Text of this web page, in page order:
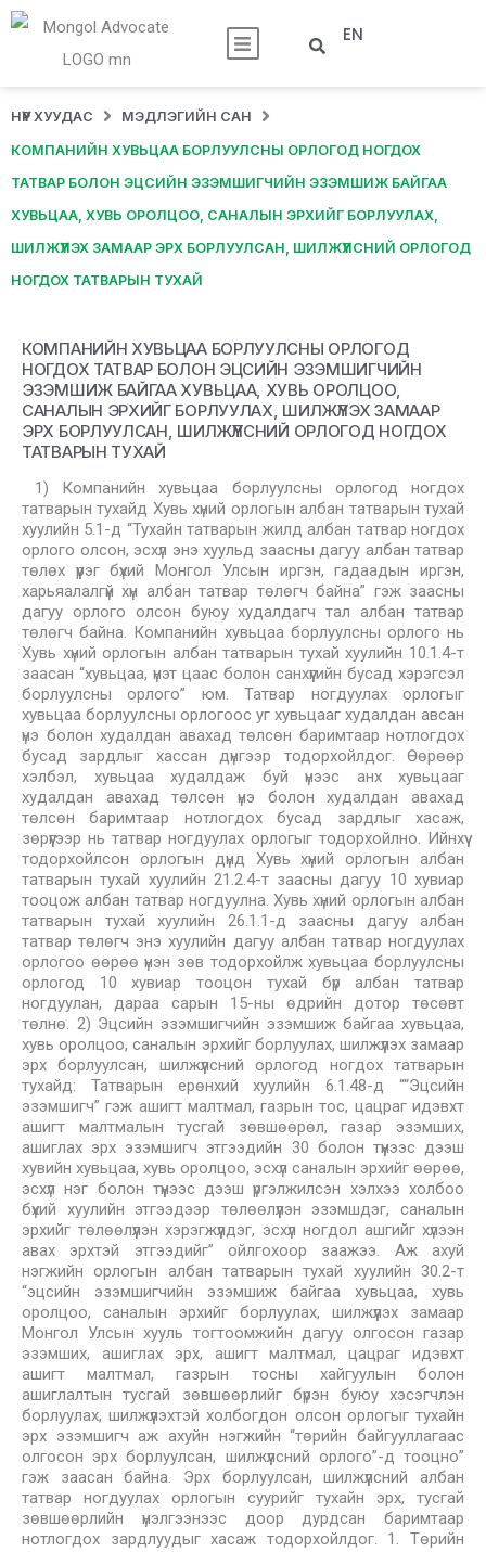
EN
НҮҮР ХУУДАС МЭДЛЭГИЙН САН
КОМПАНИЙН ХУВЬЦАА БОРЛУУЛСНЫ ОРЛОГОД НОГДОХ
ТАТВАР БОЛОН ЭЦСИЙН ЭЗЭМШИГЧИЙН ЭЗЭМШИЖ БАЙГАА
ХУВЬЦАА, ХУВЬ ОРОЛЦОО, САНАЛЫН ЭРХИЙГ БОРЛУУЛАХ,
ШИЛЖҮҮЛЭХ ЗАМААР ЭРХ БОРЛУУЛСАН, ШИЛЖҮҮЛСНИЙ ОРЛОГОД
НОГДОХ ТАТВАРЫН ТУХАЙ
КОМПАНИЙН ХУВЬЦАА БОРЛУУЛСНЫ ОРЛОГОД
НОГДОХ ТАТВАР БОЛОН ЭЦСИЙН ЭЗЭМШИГЧИЙН
ЭЗЭМШИЖ БАЙГАА ХУВЬЦАА, ХУВЬ ОРОЛЦОО,
САНАЛЫН ЭРХИЙГ БОРЛУУЛАХ, ШИЛЖҮҮЛЭХ ЗАМААР
ЭРХ БОРЛУУЛСАН, ШИЛЖҮҮЛСНИЙ ОРЛОГОД НОГДОХ
ТАТВАРЫН ТУХАЙ
1) Компанийн хувьцаа борлуулсны орлогод ногдох
татварын тухайд Хувь хүний орлогын албан татварын тухай
хуулийн 5.1-д “Тухайн татварын жилд албан татвар ногдох
орлого олсон, эсхүл энэ хуульд заасны дагуу албан татвар
төлөх үүрэг бүхий Монгол Улсын иргэн, гадаадын иргэн,
харьяалалгүй хүн албан татвар төлөгч байна” гэж заасны
дагуу орлого олсон буюу худалдагч тал албан татвар
төлөгч байна. Компанийн хувьцаа борлуулсны орлого нь
Хувь хүний орлогын албан татварын тухай хуулийн 10.1.4-т
заасан “хувьцаа, үнэт цаас болон санхүүгийн бусад хэрэгсэл
борлуулсны орлого” юм. Татвар ногдуулах орлогыг
хувьцаа борлуулсны орлогоос уг хувьцааг худалдан авсан
үнэ болон худалдан авахад төлсөн баримтаар нотлогдох
бусад зардлыг хассан дүнгээр тодорхойлдог. Өөрөөр
хэлбэл, хувьцаа худалдаж буй үнээс анх хувьцааг
худалдан авахад төлсөн үнэ болон худалдан авахад
төлсөн баримтаар нотлогдох бусад зардлыг хасаж,
зөрүүгээр нь татвар ногдуулах орлогыг тодорхойлно. Ийнхүү
тодорхойлсон орлогын дүнд Хувь хүний орлогын албан
татварын тухай хуулийн 21.2.4-т заасны дагуу 10 хувиар
тооцож албан татвар ногдуулна. Хувь хүний орлогын албан
татварын тухай хуулийн 26.1.1-д заасны дагуу албан
татвар төлөгч энэ хуулийн дагуу албан татвар ногдуулах
орлогоо өөрөө үнэн зөв тодорхойлж хувьцаа борлуулсны
орлогод 10 хувиар тооцон тухай бүр албан татвар
ногдуулан, дараа сарын 15-ны өдрийн дотор төсөвт
төлнө. 2) Эцсийн эзэмшигчийн эзэмшиж байгаа хувьцаа,
хувь оролцоо, саналын эрхийг борлуулах, шилжүүлэх замаар
эрх борлуулсан, шилжүүлсний орлогод ногдох татварын
тухайд: Татварын ерөнхий хуулийн 6.1.48-д ““Эцсийн
эзэмшигч” гэж ашигт малтмал, газрын тос, цацраг идэвхт
ашигт малтмалын тусгай зөвшөөрөл, газар эзэмших,
ашиглах эрх эзэмшигч этгээдийн 30 болон түүнээс дээш
хувийн хувьцаа, хувь оролцоо, эсхүл саналын эрхийг өөрөө,
эсхүл нэг болон түүнээс дээш үргэлжилсэн хэлхээ холбоо
бүхий хуулийн этгээдээр төлөөлүүлэн эзэмшдэг, саналын
эрхийг төлөөлүүлэн хэрэгжүүлдэг, эсхүл ногдол ашгийг хүлээн
авах эрхтэй этгээдийг” ойлгохоор заажээ. Аж ахуй
нэгжийн орлогын албан татварын тухай хуулийн 30.2-т
“эцсийн эзэмшигчийн эзэмшиж байгаа хувьцаа, хувь
оролцоо, саналын эрхийг борлуулах, шилжүүлэх замаар
Монгол Улсын хууль тогтоомжийн дагуу олгосон газар
эзэмших, ашиглах эрх, ашигт малтмал, цацраг идэвхт
ашигт малтмал, газрын тосны хайгуулын болон
ашиглалтын тусгай зөвшөөрлийг бүрэн буюу хэсэгчлэн
борлуулах, шилжүүлэхтэй холбогдон олсон орлогыг тухайн
эрх эзэмшигч аж ахуйн нэгжийн “төрийн байгууллагаас
олгосон эрх борлуулсан, шилжүүлсний орлого”-д тооцно”
гэж заасан байна. Эрх борлуулсан, шилжүүлсний албан
татвар ногдуулах орлогын суурийг тухайн эрх, тусгай
зөвшөөрлийн үнэлгээнээс доор дурдсан баримтаар
нотлогдох зардлуудыг хасаж тодорхойлдог. 1. Төрийн